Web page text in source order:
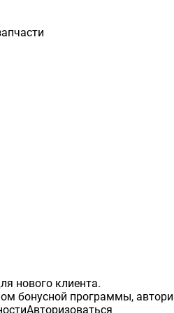
нового клиента.
бонусной программы,
Авторизоваться